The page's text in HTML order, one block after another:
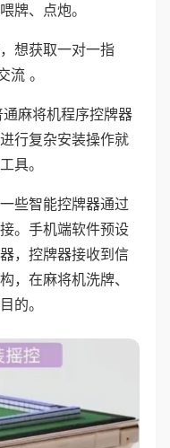
牌、点炮。
想获取一对一指
。
麻将机程序控牌器
行复杂安装操作就
具。
些智能控牌器通过
。手机端软件预设
，控牌器接收到信
，在麻将机洗牌、
的。